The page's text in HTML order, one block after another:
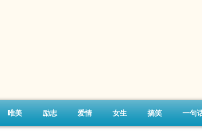
唯美 励志 爱情 女生 搞笑 一句